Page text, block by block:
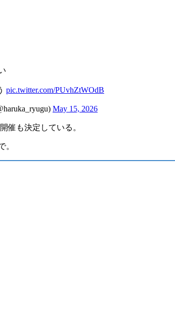
pic.twitter.com/PUvhZtWOdB
May 15, 2026
催も決定している。
。